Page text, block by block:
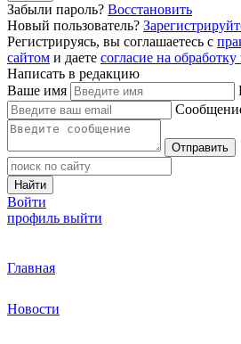
Забыли пароль? Восстановить
Новый пользователь?
Регистрируясь, вы соглашаетесь с
сайтом и даете согласие на
Написать в редакцию
Ваше имя
Отправить
Найти
Войти
профиль выйти
Главная
Новости